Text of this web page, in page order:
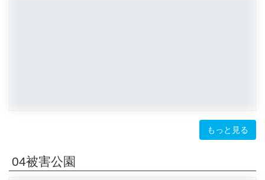
もっと見る
04被害公園